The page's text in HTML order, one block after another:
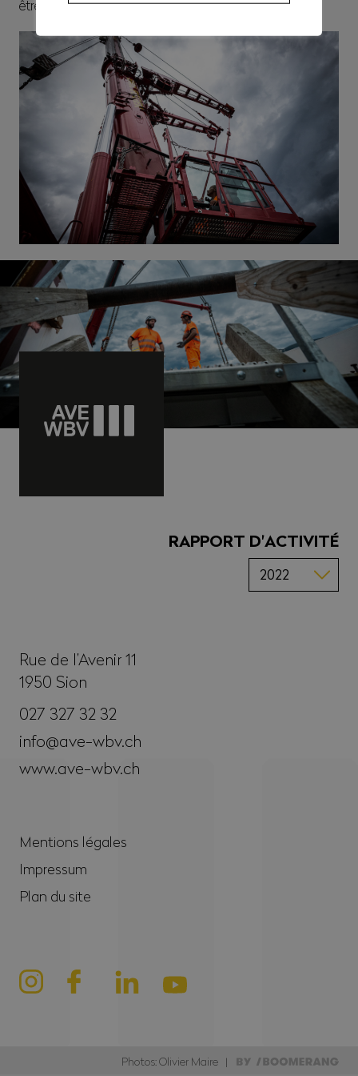
être réactivé.
Rue de l’Avenir 11
1950 Sion
027 327 32 32
info@ave-wbv.ch
www.ave-wbv.ch
Mentions légales
Impressum
Plan du site
RAPPORT D'ACTIVITÉ
Photos: Olivier Maire |